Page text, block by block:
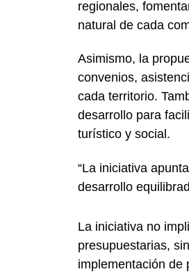
regionales,
natural de cada
Asimismo, la
convenios,
cada territorio.
desarrollo para
turístico y social.
“La iniciativa
desarrollo
La iniciativa no
presupuestarias,
implementación de